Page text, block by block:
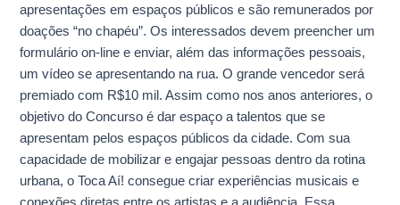
apresentações em espaços públicos e são remunerados por
doações “no chapéu”. Os interessados devem preencher um
formulário on-line e enviar, além das informações pessoais,
um vídeo se apresentando na rua. O grande vencedor será
premiado com R$10 mil. Assim como nos anos anteriores, o
objetivo do Concurso é dar espaço a talentos que se
apresentam pelos espaços públicos da cidade. Com sua
capacidade de mobilizar e engajar pessoas dentro da rotina
urbana, o Toca Aí! consegue criar experiências musicais e
conexões diretas entre os artistas e a audiência. Essa